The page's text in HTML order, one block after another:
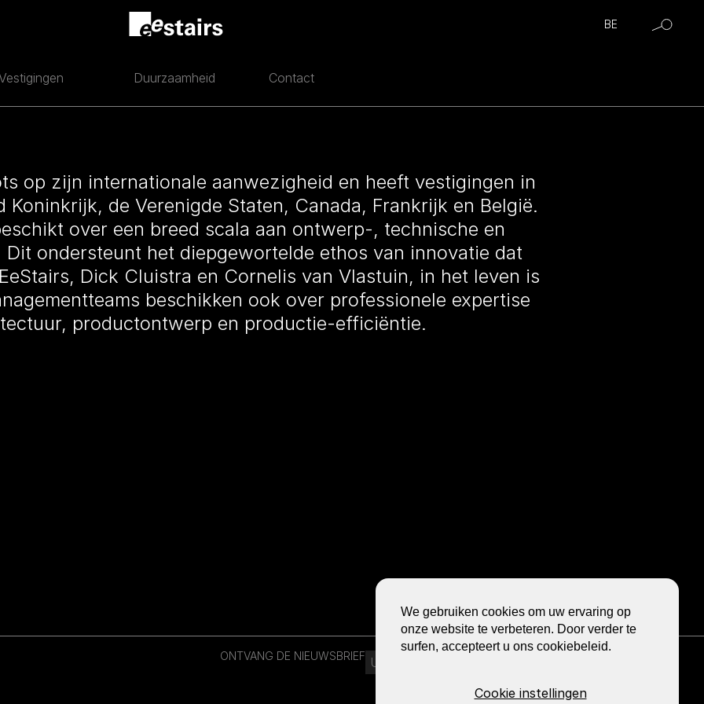
BE
Duurzaamheid Contact
op zijn internationale aanwezigheid en heeft vestigingen in
Koninkrijk, de Verenigde Staten, Canada, Frankrijk en België.
over een breed scala aan ontwerp-, technische en
ondersteunt het diepgewortelde ethos van innovatie dat
Dick Cluistra en Cornelis van Vlastuin, in het leven is
beschikken ook over professionele expertise
productontwerp en productie-efficiëntie.
ONTVANG DE NIEUWSBRIEFE-
MAIL
We gebruiken cookies om uw ervaring op
onze website te verbeteren. Door verder te
surfen, accepteert u ons cookiebeleid.
Cookie instellingen